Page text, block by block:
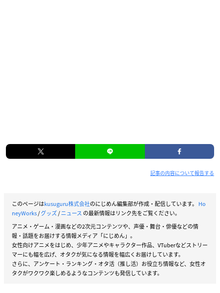
記事の内容について報告する
このページはkusuguru株式会社のにじめん編集部が作成・配信しています。 Ho
neyWorks/グッズ/ニュース の最新情報はリンク先をご覧ください。
アニメ・ゲーム・漫画などの2次元コンテンツや、声優・舞台・俳優などの情
報・話題をお届けする情報メディア「にじめん」。
女性向けアニメをはじめ、少年アニメやキャラクター作品、VTuberなどストリー
マーにも幅を広げ、オタクが気になる情報を幅広くお届けしています。
さらに、アンケート・ランキング・オタ活（推し活）お役立ち情報など、女性オ
タクがワクワク楽しめるようなコンテンツも発信しています。